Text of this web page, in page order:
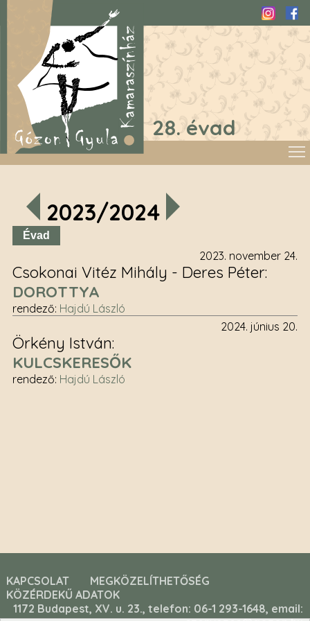
28. évad
2023/2024
Évad
2023. november 24.
Csokonai Vitéz Mihály - Deres Péter
DOROTTYA
rendező: Hajdú László
2024. június 20.
Örkény István
KULCSKERESŐK
rendező: Hajdú László
KAPCSOLAT
MEGKÖZELÍTHETŐSÉG
KÖZÉRDEKŰ ADATOK
1172 Budapest, XV. u. 23., telefon: 06-1 293-1648, email: